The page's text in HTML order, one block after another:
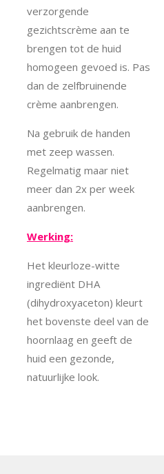
verzorgende
gezichtscrème aan te
brengen tot de huid
homogeen gevoed is. Pas
dan de zelfbruinende
crème aanbrengen.
Na gebruik de handen
met zeep wassen.
Regelmatig maar niet
meer dan 2x per week
aanbrengen.
Werking:
Het kleurloze-witte
ingrediënt DHA
(dihydroxyaceton) kleurt
het bovenste deel van de
hoornlaag en geeft de
huid een gezonde,
natuurlijke look.